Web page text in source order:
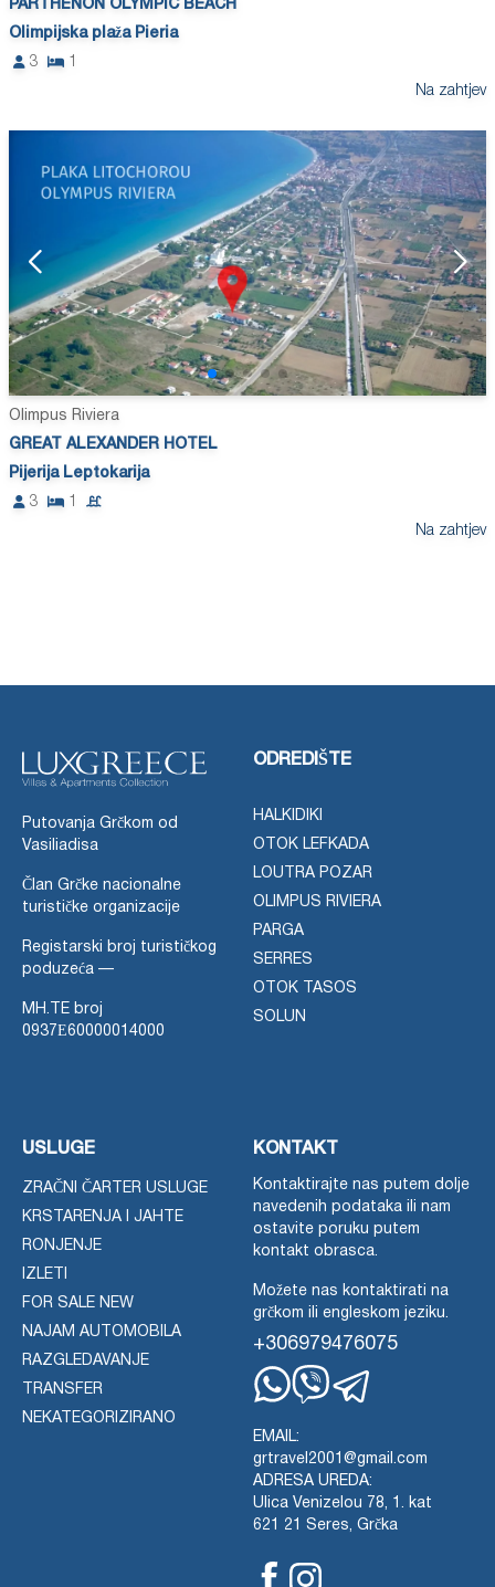
PARTHENON OLYMPIC BEACH
Olimpijska plaža Pieria
3
1
Na zahtjev
Olimpus Riviera
GREAT ALEXANDER HOTEL
Pijerija Leptokarija
3
1
Na zahtjev
Putovanja Grčkom od
Vasiliadisa
Član Grčke nacionalne
turističke organizacije
Registarski broj turističkog
poduzeća —
MH.TE broj
0937Ε60000014000
ODREDIŠTE
HALKIDIKI
OTOK LEFKADA
LOUTRA POZAR
OLIMPUS RIVIERA
PARGA
SERRES
OTOK TASOS
SOLUN
USLUGE
ZRAČNI ČARTER USLUGE
KRSTARENJA I JAHTE
RONJENJE
IZLETI
FOR SALE NEW
NAJAM AUTOMOBILA
RAZGLEDAVANJE
TRANSFER
NEKATEGORIZIRANO
KONTAKT
Kontaktirajte nas putem dolje
navedenih podataka ili nam
ostavite poruku putem
kontakt obrasca.
Možete nas kontaktirati na
grčkom ili engleskom jeziku.
+306979476075
EMAIL:
grtravel2001@gmail.com
ADRESA UREDA:
Ulica Venizelou 78, 1. kat
621 21 Seres, Grčka